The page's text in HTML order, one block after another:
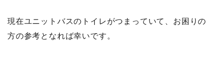
現在ユニットバスのトイレがつまっていて、お困りの
方の参考となれば幸いです。